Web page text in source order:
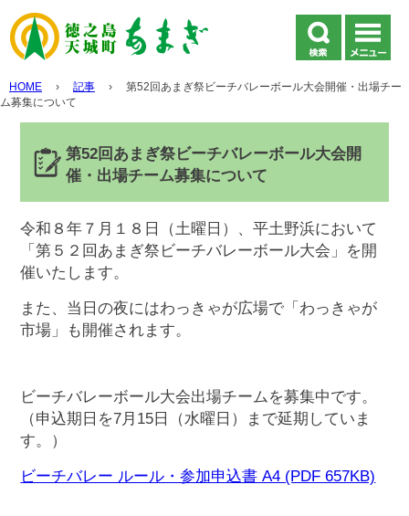
HOME › 記事 ›
第52回あまぎ祭ビーチバレーボール大会開催・出場チー
ム募集について
第52回あまぎ祭ビーチバレーボール大会開
催・出場チーム募集について
令和８年７月１８日（土曜日）、平土野浜において
「第５２回あまぎ祭ビーチバレーボール大会」を開
催いたします。
また、当日の夜にはわっきゃが広場で「わっきゃが
市場」も開催されます。
ビーチバレーボール大会出場チームを募集中です。
（申込期日を7月15日（水曜日）まで延期していま
す。）
ビーチバレー ルール・参加申込書 A4 (PDF 657KB)